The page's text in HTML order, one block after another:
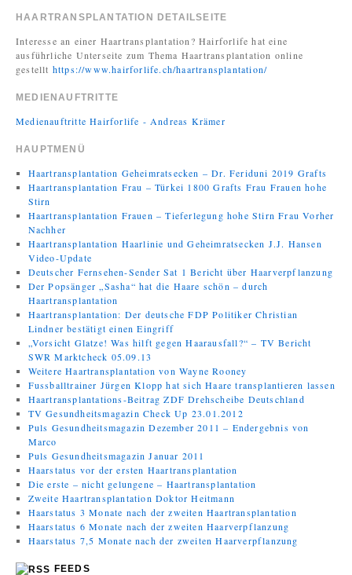
HAARTRANSPLANTATION DETAILSEITE
Interesse an einer Haartransplantation? Hairforlife hat eine
ausführliche Unterseite zum Thema Haartransplantation online
gestellt https://www.hairforlife.ch/haartransplantation/
MEDIENAUFTRITTE
Medienauftritte Hairforlife - Andreas Krämer
HAUPTMENÜ
Haartransplantation Geheimratsecken – Dr. Feriduni 2019 Grafts
Haartransplantation Frau – Türkei 1800 Grafts Frau Frauen hohe
Stirn
Haartransplantation Frauen – Tieferlegung hohe Stirn Frau Vorher
Nachher
Haartransplantation Haarlinie und Geheimratsecken J.J. Hansen
Video-Update
Deutscher Fernsehen-Sender Sat 1 Bericht über Haarverpflanzung
Der Popsänger „Sasha“ hat die Haare schön – durch
Haartransplantation
Haartransplantation: Der deutsche FDP Politiker Christian
Lindner bestätigt einen Eingriff
„Vorsicht Glatze! Was hilft gegen Haarausfall?“ – TV Bericht
SWR Marktcheck 05.09.13
Weitere Haartransplantation von Wayne Rooney
Fussballtrainer Jürgen Klopp hat sich Haare transplantieren lassen
Haartransplantations-Beitrag ZDF Drehscheibe Deutschland
TV Gesundheitsmagazin Check Up 23.01.2012
Puls Gesundheitsmagazin Dezember 2011 – Endergebnis von
Marco
Puls Gesundheitsmagazin Januar 2011
Haarstatus vor der ersten Haartransplantation
Die erste – nicht gelungene – Haartransplantation
Zweite Haartransplantation Doktor Heitmann
Haarstatus 3 Monate nach der zweiten Haartransplantation
Haarstatus 6 Monate nach der zweiten Haarverpflanzung
Haarstatus 7,5 Monate nach der zweiten Haarverpflanzung
FEEDS